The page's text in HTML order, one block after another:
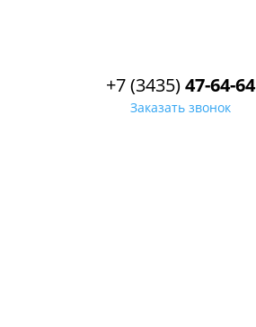
+7 (3435)47-64-64
Заказать звонок